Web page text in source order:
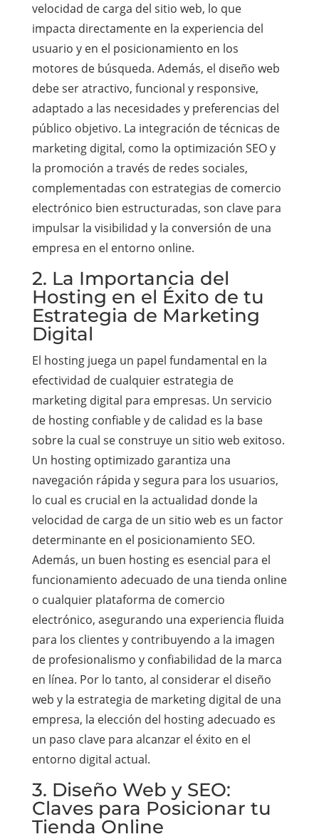
velocidad de carga del sitio web, lo que
impacta directamente en la experiencia del
usuario y en el posicionamiento en los
motores de búsqueda. Además, el diseño web
debe ser atractivo, funcional y responsive,
adaptado a las necesidades y preferencias del
público objetivo. La integración de técnicas de
marketing digital, como la optimización SEO y
la promoción a través de redes sociales,
complementadas con estrategias de comercio
electrónico bien estructuradas, son clave para
impulsar la visibilidad y la conversión de una
empresa en el entorno online.
2. La Importancia del
Hosting en el Éxito de tu
Estrategia de Marketing
Digital
El hosting juega un papel fundamental en la
efectividad de cualquier estrategia de
marketing digital para empresas. Un servicio
de hosting confiable y de calidad es la base
sobre la cual se construye un sitio web exitoso.
Un hosting optimizado garantiza una
navegación rápida y segura para los usuarios,
lo cual es crucial en la actualidad donde la
velocidad de carga de un sitio web es un factor
determinante en el posicionamiento SEO.
Además, un buen hosting es esencial para el
funcionamiento adecuado de una tienda online
o cualquier plataforma de comercio
electrónico, asegurando una experiencia fluida
para los clientes y contribuyendo a la imagen
de profesionalismo y confiabilidad de la marca
en línea. Por lo tanto, al considerar el diseño
web y la estrategia de marketing digital de una
empresa, la elección del hosting adecuado es
un paso clave para alcanzar el éxito en el
entorno digital actual.
3. Diseño Web y SEO:
Claves para Posicionar tu
Tienda Online